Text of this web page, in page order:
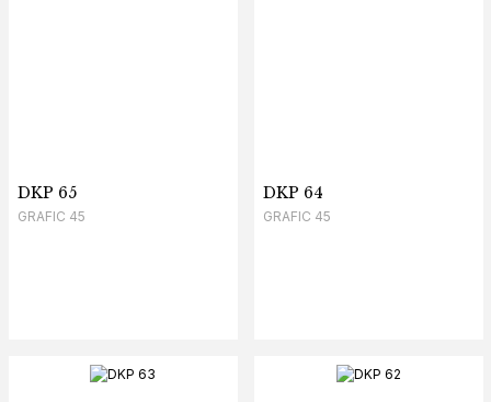
DKP 65
GRAFIC 45
DKP 64
GRAFIC 45